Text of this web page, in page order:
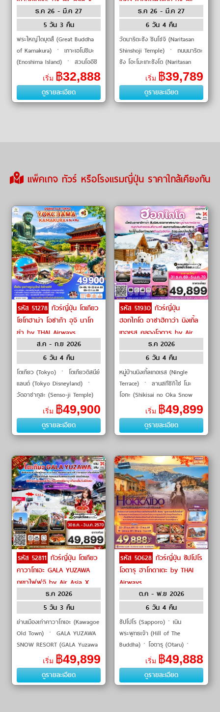
ธ.ค 26 - มี.ค 27
5 วัน 3 คืน
พระใหญ่ไดบุตสึ (Great Buddha
of Kamakura) ㆍ เกาะเอโนชิมะ
(Enoshima Island) ㆍ สวนโออิชิ
ปาร์ค (Oishi Park) ㆍ ฟูจิเท็นส
โนว์รีสอร์ท (Fujiten Snow Resort)
ㆍ วัดอาซ�
เริ่ม ฿32,888
ดูรายละเอียด
Asia Xธ.ค 26 - มี.ค 27
6 วัน 4 คืน
วัดนาริตะซัง ชินโชจิ (Naritasan
Shinshoji Temple) ㆍ ถนนนาริตะ
ซัง โอะโมะเทะซังโด (Naritasan
Omotesando) ㆍ ย่านคาวาโกเอะ
(Kawagoe) ㆍ หอระฆังโทคิ
โนะค�
เริ่ม ฿39,789
ดูรายละเอียด
แพ็คเกจ ทัวร์ หรือโรงแรมญี่ปุ่น ราคาใกล้เคียงกัน
รหัส 51278 ทัวร์ญี่ปุ่น โตเกียว
โยโกฮาม่า โอซาก้า อุจิ นาโก
ย่า by THAI Airways
ส.ค - ก.ย 2026
6 วัน 4 คืน
โตเกียว (Tokyo) ㆍ โตเกียวดิสนีย์
แลนด์ (Tokyo Disneyland) ㆍ
วัดอาซากุสะ (Senso-ji Temple)
ㆍ อิออนมอลล์ นาริตะ (AEON
Mall Narita) ㆍ โยโกฮาม่า
(Yokohama) ㆍ MINATO MIRAI
เริ่ม ฿49,900
ดูรายละเอียด
รหัส 51930 ทัวร์ญี่ปุ่น
ฮอกไกโด อาซาฮิกาว่า นิงเกิ้ล
เทอเรส คลองโอตารุ by Air
ธ.ค 2026
6 วัน 4 คืน
หมู่บ้านนิงเกิ้ลเทอเรส (Ningle
Terrace) ㆍ ลานสกีชิกิไซ โนะ
โอกะ (Shikisai no Oka Snow
Activity Area) ㆍ สวนสัตว์อาซา
ฮิยาม่า (Asahiyama Zoo) ㆍ
โรงงานช็อกโ
เริ่ม ฿49,899
ดูรายละเอียด
รหัส 52811 ทัวร์ญี่ปุ่น โตเกียว
คาวาโกเอะ GALA YUZAWA
ภูเขาไฟฟูจิ by Air Asia X
ธ.ค 2026
5 วัน 3 คืน
ย่านเมืองเก่าคาวาโกเอะ (Kawagoe
Old Town) ㆍ GALA YUZAWA
SNOW RESORT (GALA Yuzawa
Snow Resort) ㆍ กิจกรรมเก็บสต
รอว์เบอร์รี (Strawberry Picking)
ㆍ มิตซุยเอาต์เล็ต (Mitsui Outl
เริ่ม ฿49,899
ดูรายละเอียด
รหัส 50628 ทัวร์ญี่ปุ่น ซัปโปโร
โอตารุ ฮาโกดาเตะ by THAI
Airways
ต.ค - พ.ย 2026
6 วัน 4 คืน
ซัปโปโร (Sapporo)ㆍเนิน
พระพุทธเจ้า (Hill of The
Buddha)ㆍโอตารุ (Otaru)ㆍ
คลองสายวัฒนธรรมโอตารุ (Otaru
Canal)ㆍเครื่องแก้วโอตารุ (Otaru
Glass)ㆍโจซังเ�
เริ่ม ฿49,888
ดูรายละเอียด